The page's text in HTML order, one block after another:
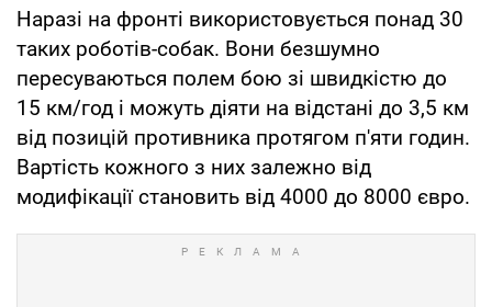
Наразі на фронті використовується понад 30
таких роботів-собак. Вони безшумно
пересуваються полем бою зі швидкістю до
15 км/год і можуть діяти на відстані до 3,5 км
від позицій противника протягом п'яти годин.
Вартість кожного з них залежно від
модифікації становить від 4000 до 8000 євро.